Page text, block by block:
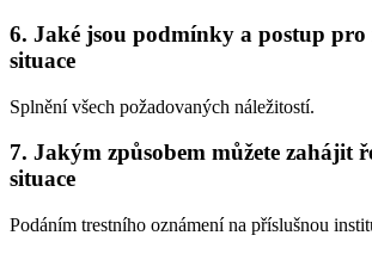
6. Jaké jsou podmínky a postup pro
situace
Splnění všech požadovaných náležitostí.
7. Jakým způsobem můžete zahájit
situace
Podáním trestního oznámení na příslušnou